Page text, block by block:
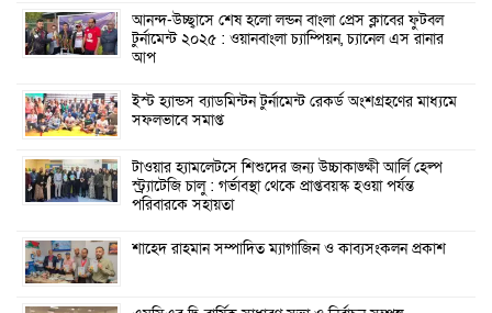
আনন্দ-উচ্ছ্বাসে শেষ হলো লন্ডন বাংলা প্রেস ক্লাবের ফুটবল
টুর্নামেন্ট ২০২৫ : ওয়ানবাংলা চ্যাম্পিয়ন, চ্যানেল এস রানার
আপ
ইস্ট হ্যান্ডস ব্যাডমিন্টন টুর্নামেন্ট রেকর্ড অংশগ্রহণের মাধ্যমে
সফলভাবে সমাপ্ত
টাওয়ার হ্যামলেটসে শিশুদের জন্য উচ্চাকাঙ্ক্ষী আর্লি হেল্প
স্ট্র্যাটেজি চালু : গর্ভাবস্থা থেকে প্রাপ্তবয়স্ক হওয়া পর্যন্ত
পরিবারকে সহায়তা
শাহেদ রাহমান সম্পাদিত ম্যাগাজিন ও কাব্যসংকলন প্রকাশ